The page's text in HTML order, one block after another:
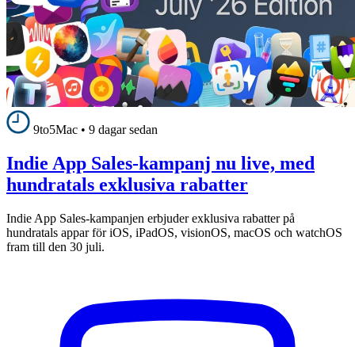
9to5Mac • 9 dagar sedan
Indie App Sales-kampanj nu live, med
hundratals exklusiva rabatter
Indie App Sales-kampanjen erbjuder exklusiva rabatter på
hundratals appar för iOS, iPadOS, visionOS, macOS och watchOS
fram till den 30 juli.